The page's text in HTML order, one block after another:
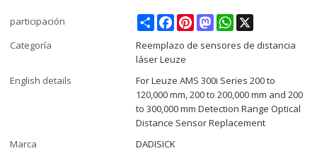
participación ShareFacebookPinterestMastodonWhatsApp
Categoría
Reemplazo de sensores de distancia
láser Leuze
English details
For Leuze AMS 300i Series 200 to
120,000 mm, 200 to 200,000 mm and 200
to 300,000 mm Detection Range Optical
Distance Sensor Replacement
Marca
DADISICK